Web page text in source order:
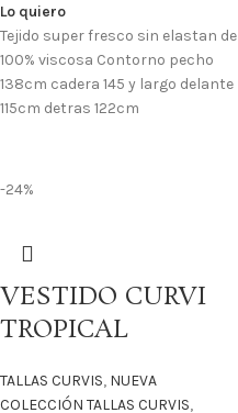
Lo quiero
Tejido super fresco sin elastan de
100% viscosa Contorno pecho
138cm cadera 145 y largo delante
115cm detras 122cm
-24%
VESTIDO CURVI
TROPICAL
TALLAS CURVIS, NUEVA
COLECCIÓN TALLAS CURVIS,